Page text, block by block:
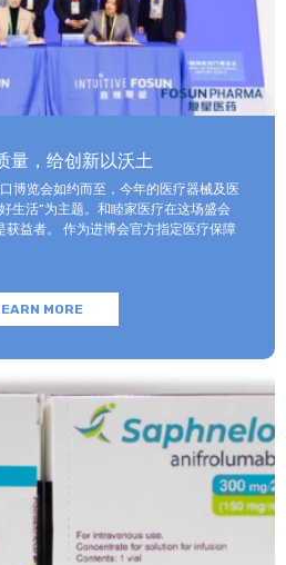
量，给创新以沃土
博览会如约而至，今年的医疗器械及医
生活”为主题。和睦家医疗在这场盛会
获益者。 作为进博会官方指定医疗保障
与合作伙伴携手探索合作创新模式，以
个性化的医疗服务，助力健康中国建
MORE